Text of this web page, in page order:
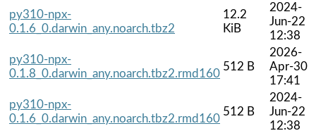
py310-npx-
0.1.6_0.darwin_any.noarch.tbz2
12.2
KiB
2024-
Jun-22
12:38
py310-npx-
0.1.8_0.darwin_any.noarch.tbz2.rmd160
512 B
2026-
Apr-30
17:41
py310-npx-
0.1.6_0.darwin_any.noarch.tbz2.rmd160
512 B
2024-
Jun-22
12:38